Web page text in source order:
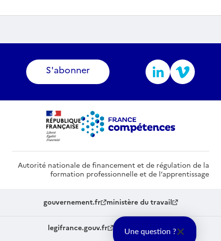
S'abonner
Autorité nationale de financement et de régulation de la
formation professionnelle et de l’apprentissage
gouvernement.fr ministère du travail
legifrance.gouv.fr service-public.fr
Une question ?